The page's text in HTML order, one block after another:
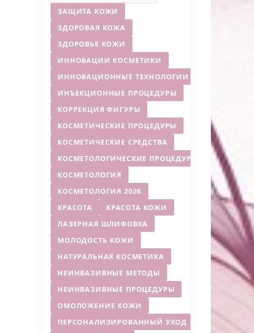
ЗАЩИТА КОЖИ
ЗДОРОВАЯ КОЖА
ЗДОРОВЬЕ КОЖИ
ИННОВАЦИИ КОСМЕТИКИ
ИННОВАЦИОННЫЕ ТЕХНОЛОГИИ
ИНЪЕКЦИОННЫЕ ПРОЦЕДУРЫ
КОРРЕКЦИЯ ФИГУРЫ
КОСМЕТИЧЕСКИЕ ПРОЦЕДУРЫ
КОСМЕТИЧЕСКИЕ СРЕДСТВА
КОСМЕТОЛОГИЧЕСКИЕ ПРОЦЕДУРЫ
КОСМЕТОЛОГИЯ
КОСМЕТОЛОГИЯ 2026
КРАСОТА
КРАСОТА КОЖИ
ЛАЗЕРНАЯ ШЛИФОВКА
МОЛОДОСТЬ КОЖИ
НАТУРАЛЬНАЯ КОСМЕТИКА
НЕИНВАЗИВНЫЕ МЕТОДЫ
НЕИНВАЗИВНЫЕ ПРОЦЕДУРЫ
ОМОЛОЖЕНИЕ КОЖИ
ПЕРСОНАЛИЗИРОВАННЫЙ УХОД